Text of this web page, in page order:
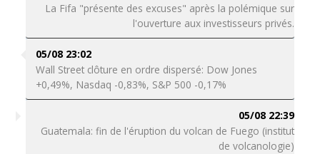
La Fifa "présente des excuses" après la polémique sur
l'ouverture aux investisseurs privés.
05/08 23:02
Wall Street clôture en ordre dispersé: Dow Jones
+0,49%, Nasdaq -0,83%, S&P 500 -0,17%
05/08 22:39
Guatemala: fin de l'éruption du volcan de Fuego (institut
de volcanologie)